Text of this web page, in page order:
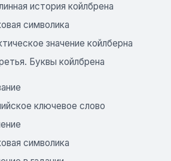
история койлбрена
символика
значение койлберна
Буквы койлбрена
ключевое слово
символика